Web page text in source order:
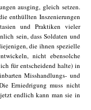
ausging, gleich setzen.
enthüllten Inszenierungen
und Praktiken vieler
sein, dass Soldaten und
die ihnen spezielle
nicht ebensolche
für entscheidend halte) in
Misshandlungs- und
Erniedrigung muss nicht
endlich kann man sie in